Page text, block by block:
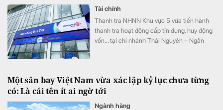
Tài chính
Thanh tra NHNN Khu vực 5 vừa tiến hành
thanh tra hoạt động cấp tín dụng, huy động
vốn... tại chi nhánh Thái Nguyên – Ngân
Một sân bay Việt Nam vừa xác lập kỷ lục chưa từng
có: Là cái tên ít ai ngờ tới
Ngành hàng